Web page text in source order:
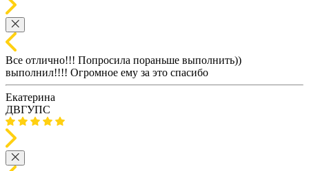
Все отлично!!! Попросила пораньше выполнить))
выполнил!!!! Огромное ему за это спасибо
Екатерина
ДВГУПС